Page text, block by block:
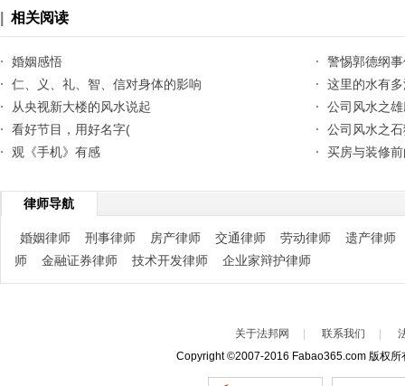
相关阅读
·
婚姻感悟
·
仁、义、礼、智、信对身体的影响
·
从央视新大楼的风水说起
·
看好节目，用好名字(
·
观《手机》有感
·
警惕郭德纲
·
这里的水有
·
公司风水之
·
公司风水之
·
买房与装修
律师导航
婚姻律师 刑事律师 房产律师 交通律师 劳动律师
遗产律师
师
金融证券律师 技术开发律师 企业家辩护律师
关于法邦网 联系我们
Copyright©2007-2016 Fabao365.com 版权所